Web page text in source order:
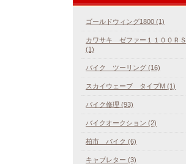
ゴールドウィング1800 (1)
カワサキ ゼファー１１００ＲＳ
(1)
バイク ツーリング (16)
スカイウェーブ タイプM (1)
バイク修理 (93)
バイクオークション (2)
柏市 バイク (6)
キャブレター (3)